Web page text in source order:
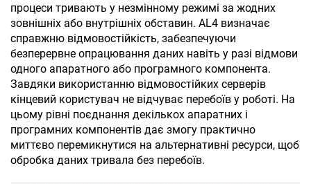
процеси тривають у незмінному режимі за жодних
зовнішніх або внутрішніх обставин. AL4 визначає
справжню відмовостійкість, забезпечуючи
безперервне опрацювання даних навіть у разі відмови
одного апаратного або програмного компонента.
Завдяки використанню відмовостійких серверів
кінцевий користувач не відчуває перебоїв у роботі. На
цьому рівні поєднання декількох апаратних і
програмних компонентів дає змогу практично
миттєво перемикнутися на альтернативні ресурси, щоб
обробка даних тривала без перебоїв.